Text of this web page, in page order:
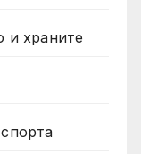
и храните